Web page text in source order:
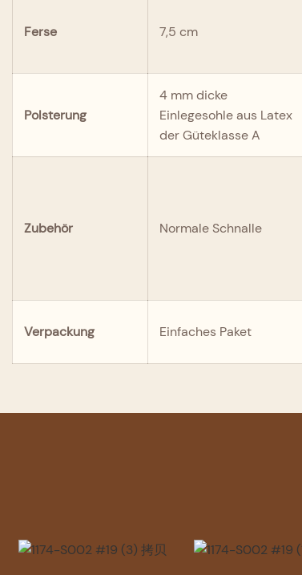
Ferse 7,5 cm
Polsterung
4 mm dicke
Einlegesohle aus Latex
der Güteklasse A
Zubehör Normale Schnalle
Verpackung Einfaches Paket